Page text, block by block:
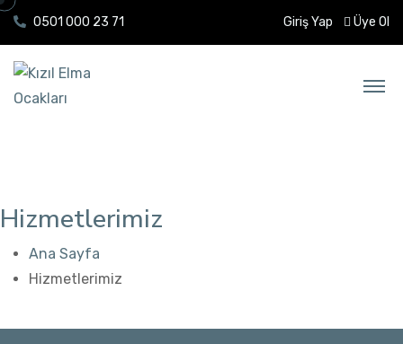
0501 000 23 71 Giriş Yap Üye Ol
Hizmetlerimiz
Ana Sayfa
Hizmetlerimiz